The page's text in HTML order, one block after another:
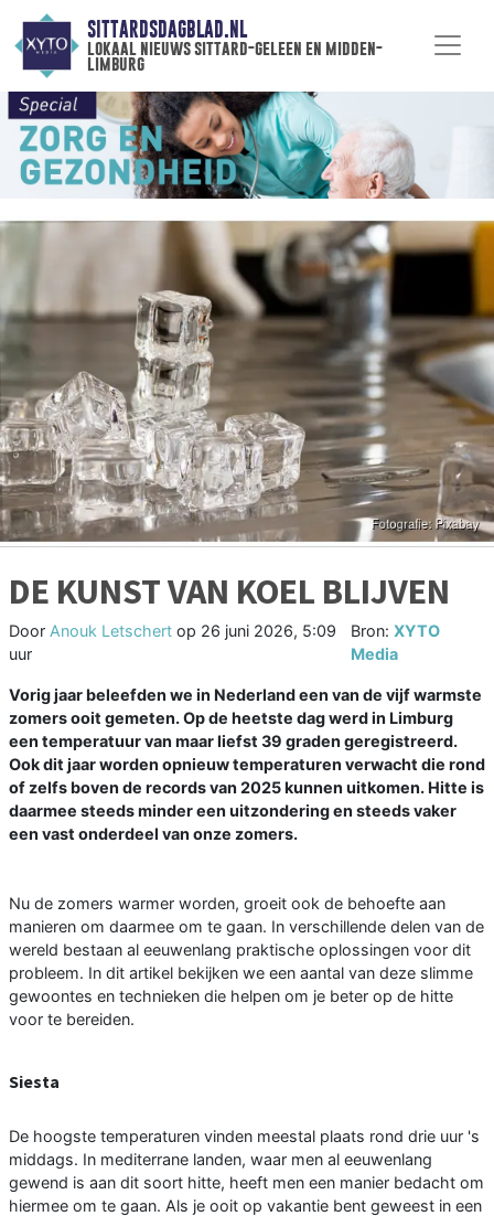
SITTARDSDAGBLAD.NL
lokaal nieuws sittard-geleen en midden-
limburg
DE KUNST VAN KOEL BLIJVEN
Door Anouk Letschert op 26 juni 2026, 5:09
uur
Bron: XYTO
Media
Vorig jaar beleefden we in Nederland een van de vijf warmste
zomers ooit gemeten. Op de heetste dag werd in Limburg
een temperatuur van maar liefst 39 graden geregistreerd.
Ook dit jaar worden opnieuw temperaturen verwacht die rond
of zelfs boven de records van 2025 kunnen uitkomen. Hitte is
daarmee steeds minder een uitzondering en steeds vaker
een vast onderdeel van onze zomers.
Nu de zomers warmer worden, groeit ook de behoefte aan
manieren om daarmee om te gaan. In verschillende delen van de
wereld bestaan al eeuwenlang praktische oplossingen voor dit
probleem. In dit artikel bekijken we een aantal van deze slimme
gewoontes en technieken die helpen om je beter op de hitte
voor te bereiden.
Siesta
De hoogste temperaturen vinden meestal plaats rond drie uur 's
middags. In mediterrane landen, waar men al eeuwenlang
gewend is aan dit soort hitte, heeft men een manier bedacht om
hiermee om te gaan. Als je ooit op vakantie bent geweest in een